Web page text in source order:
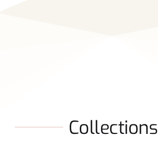
Collections